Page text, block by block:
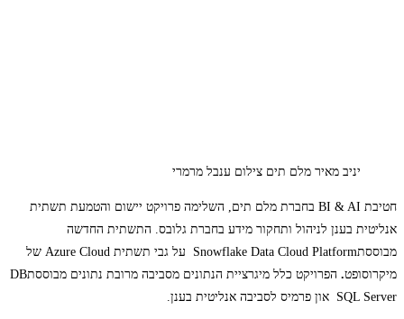
יניב מאיר מלם תים צילום ענבל מרמרי
חטיבת BI & AI בחברת מלם תים, השלימה פרויקט יישום והטמעת תשתית
אנליטית בענן לניהול ותחקור מידע בחברת גלובס. התשתית החדשה
מבוססתSnowflake Data Cloud Platform
על גבי תשתית Azure Cloud
של
מיקרוסופט. הפרויקט כלל מיגרציית הנתונים מסביבה מרובת נתונים מבוססתDB
SQL Server און פרמיס לסביבה אנליטית בענן.